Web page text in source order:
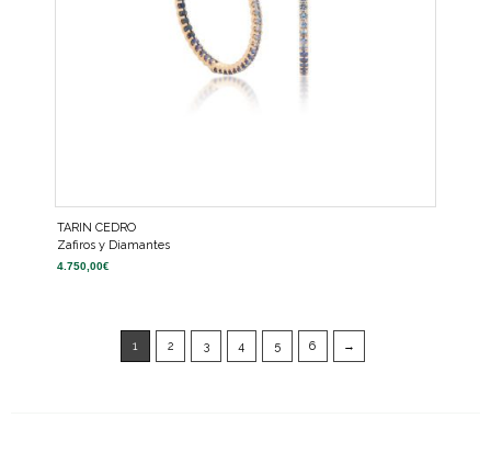
TARIN CEDRO
Zafiros y Diamantes
4.750,00€
1 2 3 4 5 6 →